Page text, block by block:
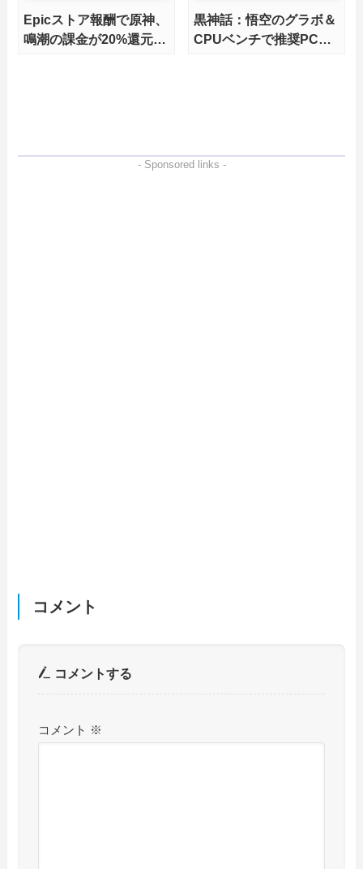
Epicストア報酬で原神、
鳴潮の課金が20%還元で
黒神話：悟空のグラボ＆
CPUベンチで推奨PCを
- Sponsored links -
コメント
コメントする
コメント ※